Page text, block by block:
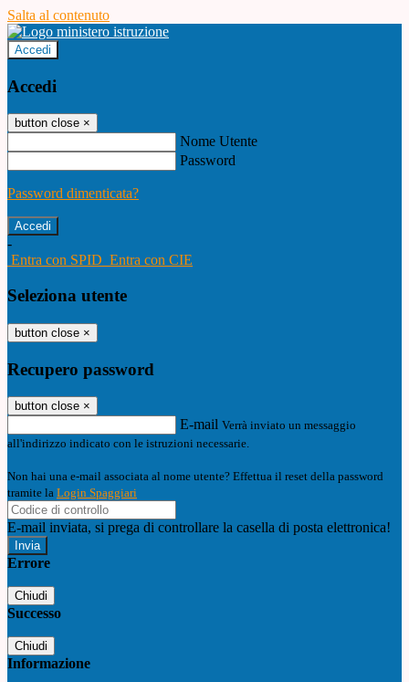
Salta al contenuto
Accedi
Accedi
button close ×
Nome Utente
Password
Password dimenticata?
-
Entra con SPID Entra con CIE
Seleziona utente
button close ×
Recupero password
button close ×
E-mail Verrà inviato un messaggio
all'indirizzo indicato con le istruzioni necessarie.
Non hai una e-mail associata al nome utente? Effettua il reset della password
tramite la Login Spaggiari
E-mail inviata, si prega di controllare la casella di posta elettronica!
Errore
Chiudi
Successo
Chiudi
Informazione